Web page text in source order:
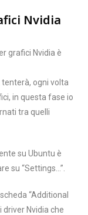
Nvidia
grafici Nvidia è
tenterà, ogni volta
in questa fase io
tra quelli
su Ubuntu è
su “Settings…”.
“Additional
driver Nvidia che